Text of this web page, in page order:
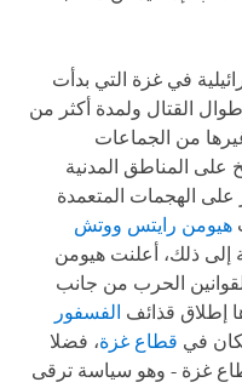
في غزة التي بدأت
كانون الأول 2008، وطوال القتال ولمدة أكثر من
من الجماعات
على المناطق المدنية
على الهجمات المتعمدة
هيومن رايتس ووتش
إلى ذلك، أعلنت هيومن
الحرب من جانب
إطلاق قذائف الفسفور
في قطاع غزة، فضلا
غزة - وهو سياسة ترقى